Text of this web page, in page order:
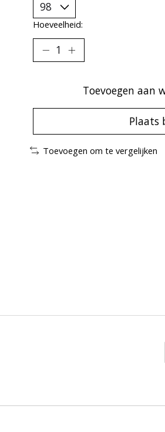
Hoeveelheid:
Toevoegen aan
Plaats
Toevoegen om te vergelijken